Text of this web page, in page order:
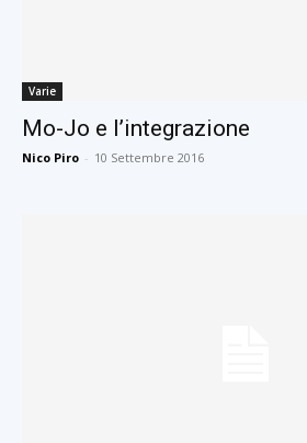
Varie
Mo-Jo e l’integrazione
Nico Piro - 10 Settembre 2016